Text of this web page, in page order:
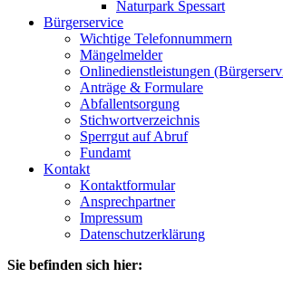
Naturpark Spessart
Bürgerservice
Wichtige Telefonnummern
Mängelmelder
Onlinedienstleistungen
Anträge & Formulare
Abfallentsorgung
Stichwortverzeichnis
Sperrgut auf Abruf
Fundamt
Kontakt
Kontaktformular
Ansprechpartner
Impressum
Datenschutzerklärung
Sie befinden sich hier: